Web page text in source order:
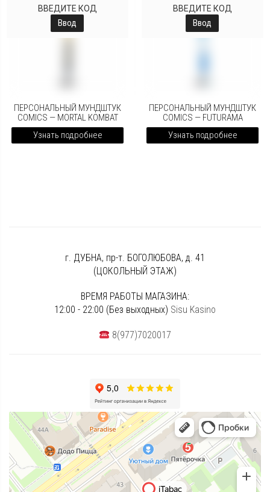
ВВЕДИТЕ КОД
Ввод
ПЕРСОНАЛЬНЫЙ МУНДШТУК
COMICS — MORTAL KOMBAT
Узнать подробнее
ВВЕДИТЕ КОД
Ввод
ПЕРСОНАЛЬНЫЙ МУНДШТУК
COMICS — FUTURAMA
Узнать подробнее
г. ДУБНА, пр-т. БОГОЛЮБОВА, д. 41
(ЦОКОЛЬНЫЙ ЭТАЖ)
ВРЕМЯ РАБОТЫ МАГАЗИНА:
12:00 - 22:00 (Без выходных) Sisu Kasino
8(977)7020017